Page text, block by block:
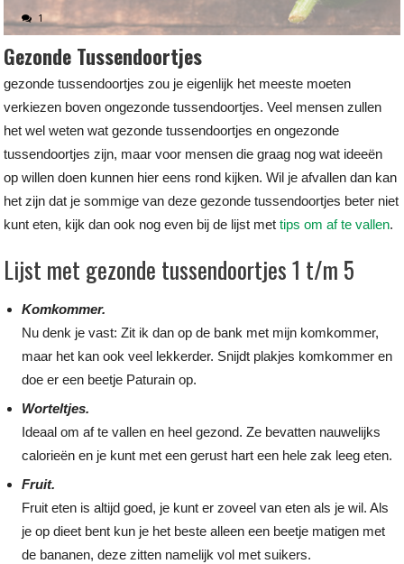
1
Gezonde Tussendoortjes
gezonde tussendoortjes zou je eigenlijk het meeste moeten
verkiezen boven ongezonde tussendoortjes. Veel mensen zullen
het wel weten wat gezonde tussendoortjes en ongezonde
tussendoortjes zijn, maar voor mensen die graag nog wat ideeën
op willen doen kunnen hier eens rond kijken. Wil je afvallen dan kan
het zijn dat je sommige van deze gezonde tussendoortjes beter niet
kunt eten, kijk dan ook nog even bij de lijst mettips om af te vallen.
Lijst met gezonde tussendoortjes 1 t/m 5
Komkommer.
Nu denk je vast: Zit ik dan op de bank met mijn komkommer,
maar het kan ook veel lekkerder. Snijdt plakjes komkommer en
doe er een beetje Paturain op.
Worteltjes.
Ideaal om af te vallen en heel gezond. Ze bevatten nauwelijks
calorieën en je kunt met een gerust hart een hele zak leeg eten.
Fruit.
Fruit eten is altijd goed, je kunt er zoveel van eten als je wil. Als
je op dieet bent kun je het beste alleen een beetje matigen met
de bananen, deze zitten namelijk vol met suikers.